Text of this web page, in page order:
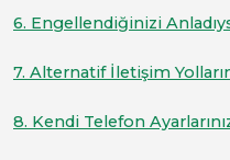
6. Engellendiğinizi
7. Alternatif İletişim
8. Kendi Telefon